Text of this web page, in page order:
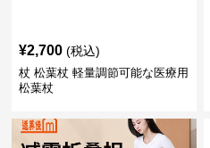
¥2,700 (税込)
杖 松葉杖 軽量調節可能な医療用
松葉杖